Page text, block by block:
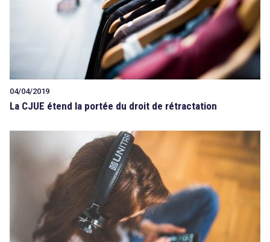
04/04/2019
La CJUE étend la portée du droit de rétractation